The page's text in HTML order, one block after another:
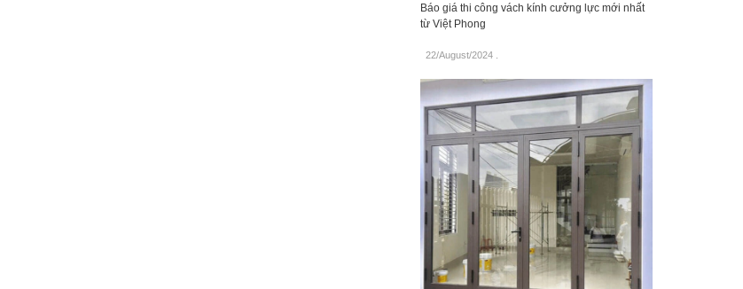
Báo giá thi công vách kính cưởng lực mới nhất
từ Việt Phong
22/August/2024.